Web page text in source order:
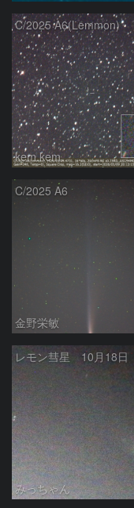
C/2025 A6(Lemmon)
kem.kem
C/2025 A6
金野栄敏
レモン彗星 10月18日
みっちゃん